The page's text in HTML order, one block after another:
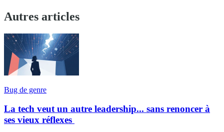
Autres articles
Bug de genre
La tech veut un autre leadership... sans renoncer à
ses vieux réflexes